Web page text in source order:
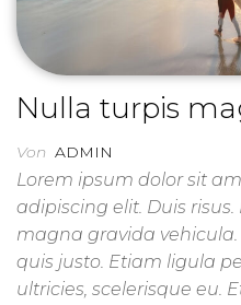
Nulla turpis
Von ADMIN
Lorem ipsum dolor sit
adipiscing elit. Duis
magna gravida
quis justo. Etiam ligula
ultricies, scelerisque eu.